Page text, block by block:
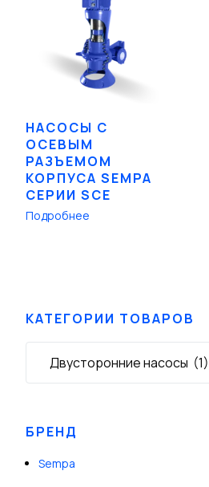
НАСОСЫ С
ОСЕВЫМ
РАЗЪЕМОМ
КОРПУСА SEMPA
СЕРИИ SCE
Подробнее
КАТЕГОРИИ ТОВАРОВ
Двусторонние насосы (1)
БРЕНД
Sempa